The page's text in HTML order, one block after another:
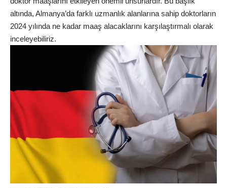
altında, Almanya’da farklı uzmanlık alanlarına sahip doktorların
2024 yılında ne kadar maaş alacaklarını karşılaştırmalı olarak
inceleyebiliriz.